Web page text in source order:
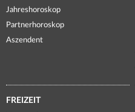
Jahreshoroskop
Partnerhoroskop
Aszendent
FREIZEIT